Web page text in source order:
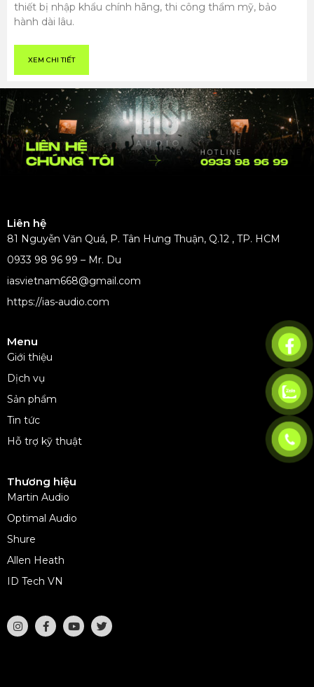
thiết bị nhập khẩu chính hãng, thi công thẩm mỹ, bảo
hành dài lâu.
XEM CHI TIẾT
Liên hệ
81 Nguyễn Văn Quá, P. Tân Hưng Thuận, Q.12 , TP. HCM
0933 98 96 99 – Mr. Du
iasvietnam668@gmail.com
https://ias-audio.com
Menu
Giới thiệu
Dịch vụ
Sản phẩm
Tin tức
Hỗ trợ kỹ thuật
Thương hiệu
Martin Audio
Optimal Audio
Shure
Allen Heath
ID Tech VN